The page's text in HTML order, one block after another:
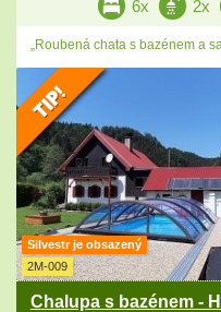
6x 2x
„Roubená chata s bazénem a
Silvestr je obsazený
2M-009
Chalupa s bazénem -